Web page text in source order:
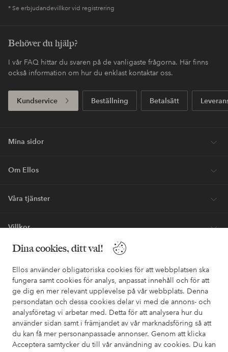
Dina cookies, ditt val!
Ellos använder obligatoriska cookies för att webbplatsen ska
fungera samt cookies för analys, anpassat innehåll och för att
ge dig en mer relevant upplevelse på vår webbplats. Denna
persondatan och dessa cookies delar vi med de annons- och
analysföretag vi arbetar med. Detta för att analysera hur du
använder sidan samt i främjandet av vår marknadsföring så att
du kan få mer personanpassade annonser. Genom att klicka
Acceptera samtycker du till vår användning av cookies. Du kan
* Se erbjudandevillkor vid registrering
Behöver du hjälp?
I vår FAQ hittar du svaren på de vanligaste frågorna. Här finns
också information om hur du enklast kontaktar oss.
Kundservice Beställning Betalsätt
Mina sidor
Om Ellos
Våra tjänster
Villkor
Säkra betalningar - Betala direkt eller dela upp
Vill du veta mer om våra betalalternativ?
elpy elpy